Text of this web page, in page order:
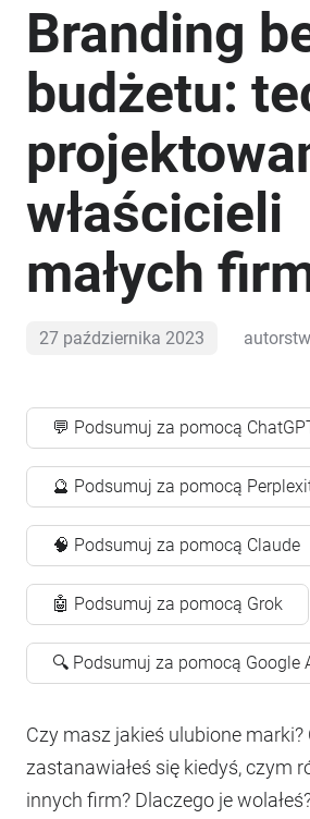
Branding
budżetu:
właścicieli
małych
27 października 2023
💬 Podsumuj za pomocą
🔮 Podsumuj za pomocą
🧠 Podsumuj za pomocą Claude
🤖 Podsumuj za pomocą Grok
🔍 Podsumuj za pomocą Google
Czy masz jakieś ulubione marki?
zastanawiałeś się kiedyś, czym
innych firm? Dlaczego je